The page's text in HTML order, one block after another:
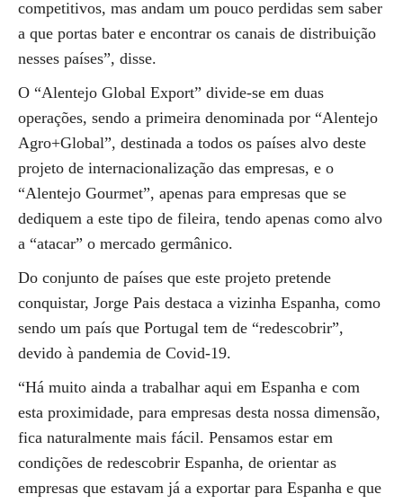
competitivos, mas andam um pouco perdidas sem saber
a que portas bater e encontrar os canais de distribuição
nesses países”, disse.
O “Alentejo Global Export” divide-se em duas
operações, sendo a primeira denominada por “Alentejo
Agro+Global”, destinada a todos os países alvo deste
projeto de internacionalização das empresas, e o
“Alentejo Gourmet”, apenas para empresas que se
dediquem a este tipo de fileira, tendo apenas como alvo
a “atacar” o mercado germânico.
Do conjunto de países que este projeto pretende
conquistar, Jorge Pais destaca a vizinha Espanha, como
sendo um país que Portugal tem de “redescobrir”,
devido à pandemia de Covid-19.
“Há muito ainda a trabalhar aqui em Espanha e com
esta proximidade, para empresas desta nossa dimensão,
fica naturalmente mais fácil. Pensamos estar em
condições de redescobrir Espanha, de orientar as
empresas que estavam já a exportar para Espanha e que